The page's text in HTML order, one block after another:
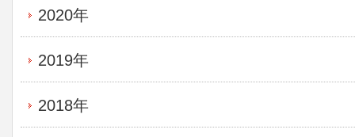
2020年
2019年
2018年